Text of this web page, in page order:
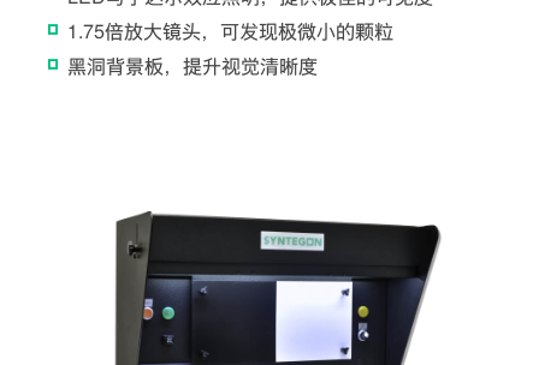
1.75倍放大镜头，可发现极微小的颗粒
黑洞背景板，提升视觉清晰度